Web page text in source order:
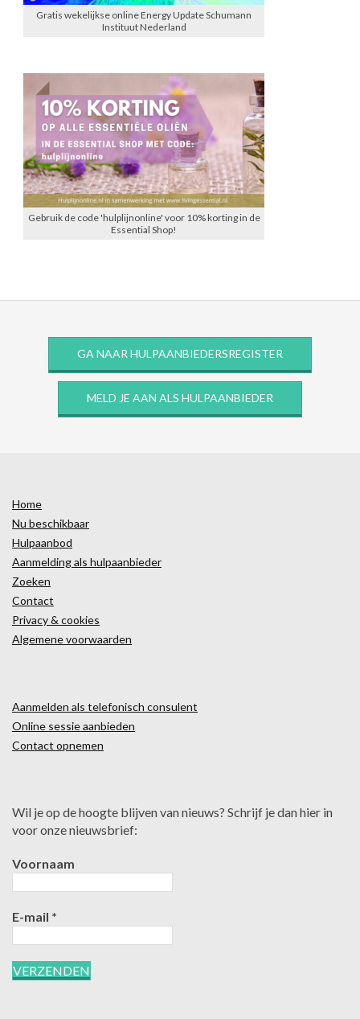
Gratis wekelijkse online Energy Update Schumann
Instituut Nederland
Gebruik de code 'hulplijnonline' voor 10% korting in de
Essential Shop!
GA NAAR HULPAANBIEDERSREGISTER
MELD JE AAN ALS HULPAANBIEDER
Home
Nu beschikbaar
Hulpaanbod
Aanmelding als hulpaanbieder
Zoeken
Contact
Privacy & cookies
Algemene voorwaarden
Aanmelden als telefonisch consulent
Online sessie aanbieden
Contact opnemen
Wil je op de hoogte blijven van nieuws? Schrijf je dan hier in
voor onze nieuwsbrief:
Voornaam
E-mail *